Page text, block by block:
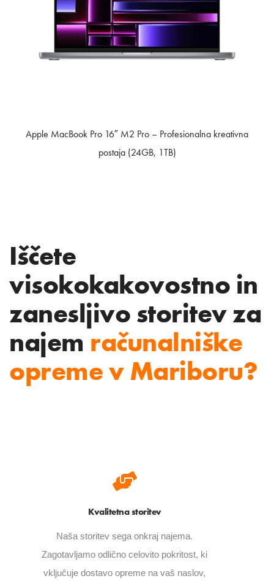
Apple MacBook Pro 16″ M2 Pro – Profesionalna kreativna
postaja (24GB, 1TB)
Iščete
visokokakovostno in
zanesljivo storitev za
najem računalniške
opreme v Mariboru?
Kvalitetna storitev
Naša storitev sega onkraj najema.
Zagotavljamo odlično celovito pokritost, ki
vključuje dostavo opreme na vaš naslov,